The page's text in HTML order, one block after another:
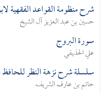
شرح منظومة القواعد الفقهية
حسين بن عبد العزيز آل الشيخ
سورة البروج
علي الحذيفي
سلسلة شرح نزهة النظر للحافظ
حاتم بن عارف الشريف